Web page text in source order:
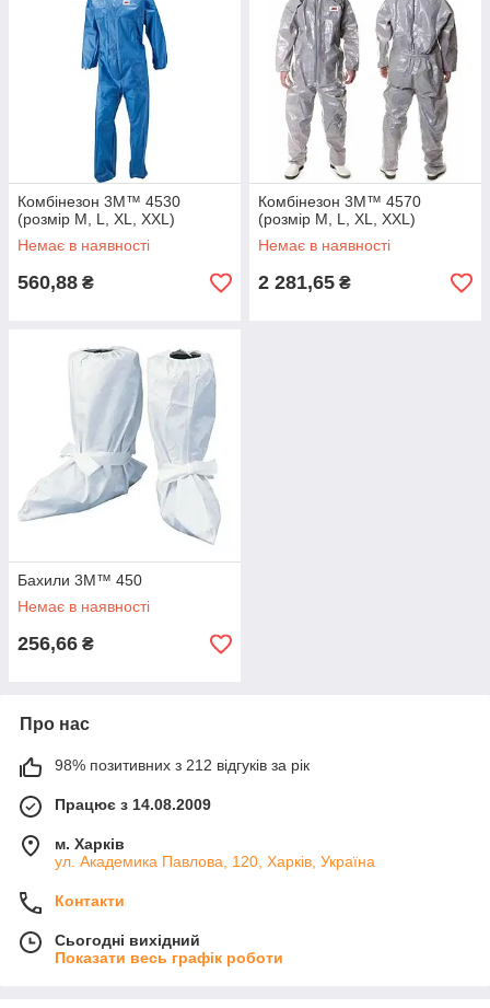
Комбінезон 3M™ 4530
(розмір M, L, XL, XXL)
Немає в наявності
560,88 ₴
Комбінезон 3M™ 4570
(розмір M, L, XL, XXL)
Немає в наявності
2 281,65 ₴
Бахили 3M™ 450
Немає в наявності
256,66 ₴
Про нас
98% позитивних з 212 відгуків за рік
Працює з 14.08.2009
м. Харків
ул. Академика Павлова, 120, Харків, Україна
Контакти
Сьогодні вихідний
Показати весь графік роботи